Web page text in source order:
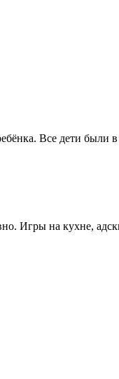
Все дети
Игры на кухне,